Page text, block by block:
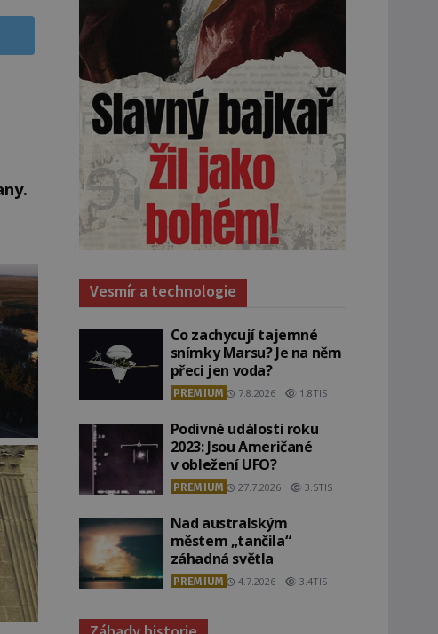
Vesmír a technologie
Co zachycují tajemné
snímky Marsu? Je na něm
přeci jen voda?
PREMIUM 7.8.2026 1.8TIS
Podivné události roku
2023: Jsou Američané
v obležení UFO?
PREMIUM 27.7.2026 3.5TIS
Nad australským
městem „tančila“
záhadná světla
PREMIUM 4.7.2026 3.4TIS